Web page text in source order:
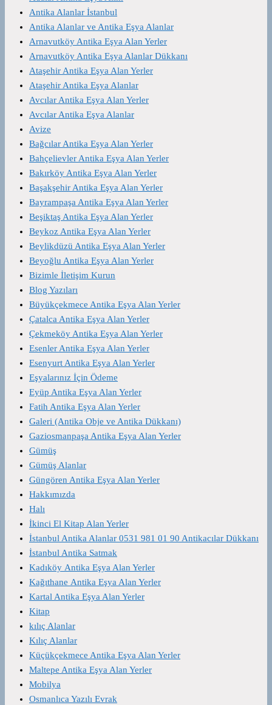
Antika Alanlar İstanbul
Antika Alanlar ve Antika Eşya Alanlar
Arnavutköy Antika Eşya Alan Yerler
Arnavutköy Antika Eşya Alanlar Dükkanı
Ataşehir Antika Eşya Alan Yerler
Ataşehir Antika Eşya Alanlar
Avcılar Antika Eşya Alan Yerler
Avcılar Antika Eşya Alanlar
Avize
Bağcılar Antika Eşya Alan Yerler
Bahçelievler Antika Eşya Alan Yerler
Bakırköy Antika Eşya Alan Yerler
Başakşehir Antika Eşya Alan Yerler
Bayrampaşa Antika Eşya Alan Yerler
Beşiktaş Antika Eşya Alan Yerler
Beykoz Antika Eşya Alan Yerler
Beylikdüzü Antika Eşya Alan Yerler
Beyoğlu Antika Eşya Alan Yerler
Bizimle İletişim Kurun
Blog Yazıları
Büyükçekmece Antika Eşya Alan Yerler
Çatalca Antika Eşya Alan Yerler
Çekmeköy Antika Eşya Alan Yerler
Esenler Antika Eşya Alan Yerler
Esenyurt Antika Eşya Alan Yerler
Eşyalarınız İçin Ödeme
Eyüp Antika Eşya Alan Yerler
Fatih Antika Eşya Alan Yerler
Galeri (Antika Obje ve Antika Dükkanı)
Gaziosmanpaşa Antika Eşya Alan Yerler
Gümüş
Gümüş Alanlar
Güngören Antika Eşya Alan Yerler
Hakkımızda
Halı
İkinci El Kitap Alan Yerler
İstanbul Antika Alanlar 0531 981 01 90 Antikacılar Dükkanı
İstanbul Antika Satmak
Kadıköy Antika Eşya Alan Yerler
Kağıthane Antika Eşya Alan Yerler
Kartal Antika Eşya Alan Yerler
Kitap
kılıç Alanlar
Kılıç Alanlar
Küçükçekmece Antika Eşya Alan Yerler
Maltepe Antika Eşya Alan Yerler
Mobilya
Osmanlıca Yazılı Evrak